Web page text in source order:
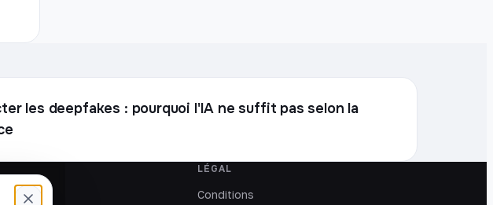
les deepfakes : pourquoi l'IA ne suffit pas selon la
LÉGAL
Conditions